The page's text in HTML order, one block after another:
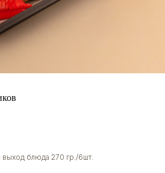
выход блюда 270 гр./6шт.